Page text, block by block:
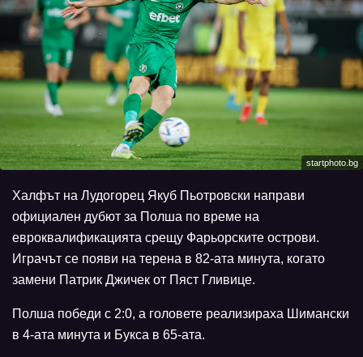
startphoto.bg
Халфът на Лудогорец Якуб Пьотровски направи
официален дубют за Полша по време на
евроквалификацията срещу Фарьорските острови.
Играчът се появи на терена в 82-ата минута, когато
замени Патрик Джичек от Пяст Гливице.
Полша победи с 2:0, а головете реализираха Шимански
в 4-ата минута и Букса в 65-ата.